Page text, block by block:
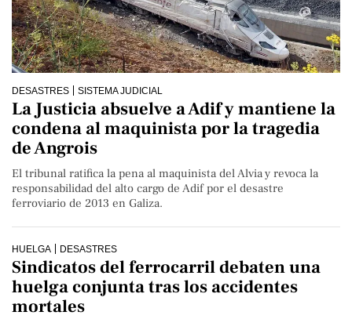
DESASTRES SISTEMA JUDICIAL
La Justicia absuelve a Adif y mantiene la
condena al maquinista por la tragedia
de Angrois
El tribunal ratifica la pena al maquinista del Alvia y revoca la
responsabilidad del alto cargo de Adif por el desastre
ferroviario de 2013 en Galiza.
HUELGA DESASTRES
Sindicatos del ferrocarril debaten una
huelga conjunta tras los accidentes
mortales